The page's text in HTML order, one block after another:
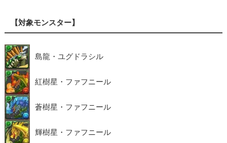
【対象モンスター】
島龍・ユグドラシル
紅樹星・ファフニール
蒼樹星・ファフニール
輝樹星・ファフニール